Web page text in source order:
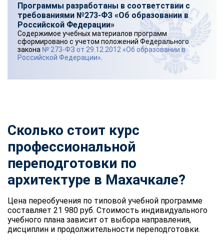
Программы разработаны в соответствии с
требованиями №273-ФЗ «Об образовании в
Российской Федерации»
Содержимое учебных материалов программ
сформировано с учетом положений Федерального
закона № 273-ФЗ от 29.12.2012 «Об образовании в
Российской Федерации»
Сколько стоит курс
профессиональной
переподготовки по
архитектуре в Махачкале?
Цена переобучения по типовой учебной программе
составляет 21 980 руб. Стоимость индивидуального
учебного плана зависит от выбора направления,
дисциплин и продолжительности переподготовки.